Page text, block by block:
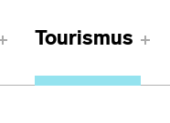
Tourismus